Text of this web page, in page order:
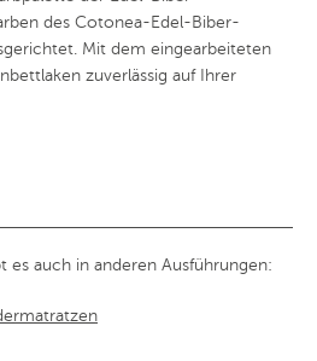
des Cotonea-Edel-Biber-
Mit dem eingearbeiteten
zuverlässig auf Ihrer
es auch in anderen Ausführungen: